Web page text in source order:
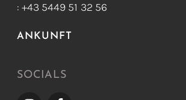
: +43 5449 51 32 56
ANKUNFT
SOCIALS